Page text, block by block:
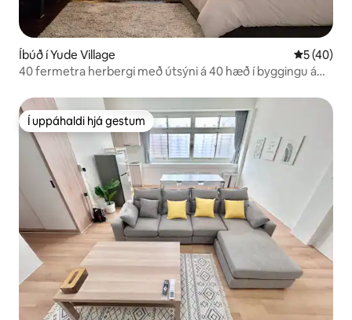
Íbúð í Yude Village 5 af 5 í
5 (40)
40 fermetra herbergi með útsýni á 40 hæð í byggingu á
SOGO verslunarmiðstöð ※65 tommu flatskjásjónvarp fyrir
fullkomna skynjunarupplifun
Í uppáhaldi hjá gestum
Í uppáhaldi hjá gestum